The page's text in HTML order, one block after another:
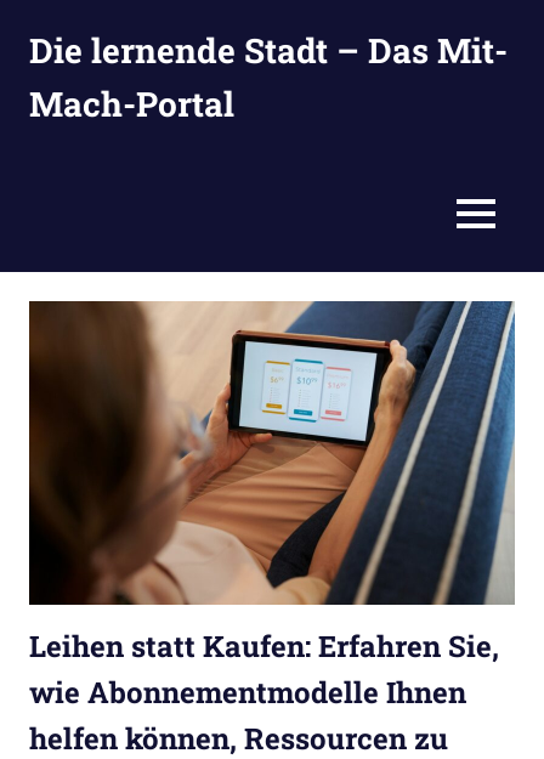
InhaltDie lernende Stadt – Das Mit-
Mach-Portal
MENÜ
Leihen statt Kaufen: Erfahren Sie,
wie Abonnementmodelle Ihnen
helfen können, Ressourcen zu